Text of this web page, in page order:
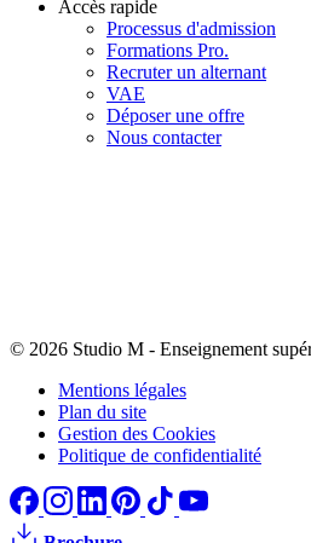
Accès rapide
Processus d'admission
Formations Pro.
Recruter un alternant
VAE
Déposer une offre
Nous contacter
© 2026 Studio M - Enseignement
Mentions légales
Plan du site
Gestion des Cookies
Politique de confidentialité